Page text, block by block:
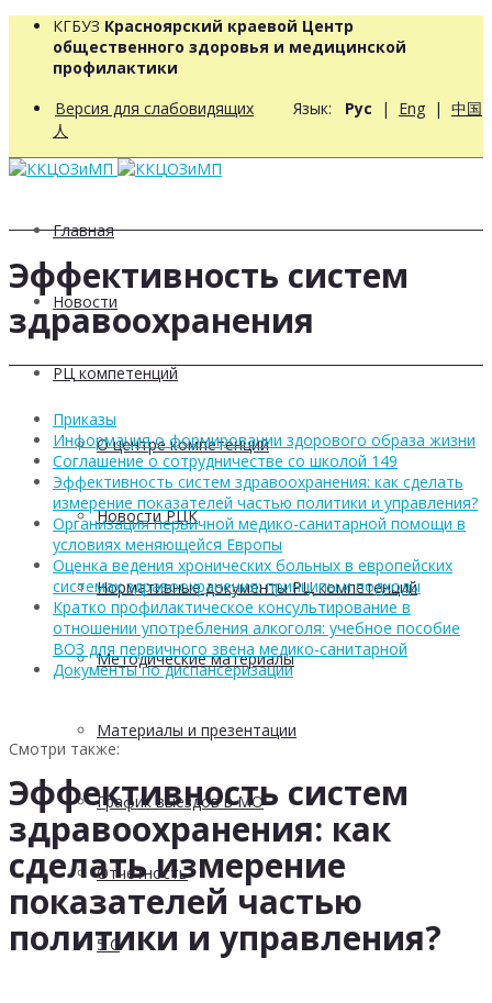
КГБУЗ Красноярский краевой Центр
общественного здоровья и медицинской
профилактики
Версия для слабовидящих Язык: Рус | Eng | 中国
人
Главная
Новости
РЦ компетенций
О центре компетенций
Новости РЦК
Нормативные документы РЦ компетенций
Методические материалы
Материалы и презентации
График выездов в МО
Отчетность
5 С
Эффективность систем
здравоохранения
Приказы
Информация о формировании здорового образа жизни
Соглашение о сотрудничестве со школой 149
Эффективность систем здравоохранения: как сделать
измерение показателей частью политики и управления?
Организация первичной медико-санитарной помощи в
условиях меняющейся Европы
Оценка ведения хронических больных в европейских
системах здравоохранения: принципы и подходы
Кратко профилактическое консультирование в
отношении употребления алкоголя: учебное пособие
ВОЗ для первичного звена медико-санитарной
Документы по диспансеризации
Смотри также:
Эффективность систем
здравоохранения: как
сделать измерение
показателей частью
политики и управления?